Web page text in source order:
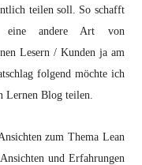
teilen soll. So schafft
eine andere Art von
Lesern / Kunden ja am
folgend möchte ich
Lernen Blog teilen.
zum Thema Lean
und Erfahrungen